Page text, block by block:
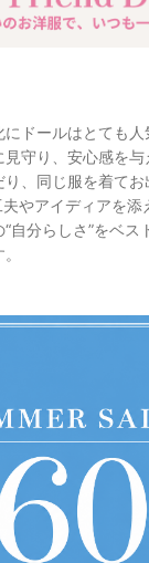
ドールはとても人
守り、安心感を与
、同じ服を着て
やアイディアを添
自分らしさ”をベス